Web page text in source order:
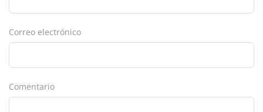
Correo electrónico
Comentario